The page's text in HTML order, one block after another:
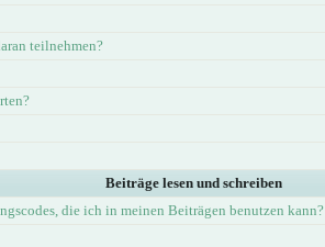
teilnehmen?
Beiträge lesen und schreiben
die ich in meinen Beiträgen benutzen kann?